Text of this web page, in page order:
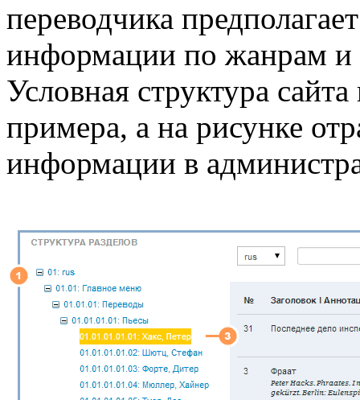
переводчика
информации по жанрам и
Условная структура
примера, а на рисунке
информации в